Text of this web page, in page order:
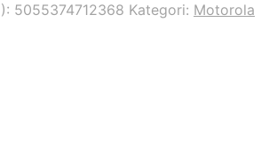
5055374712368 Kategori: Motorola